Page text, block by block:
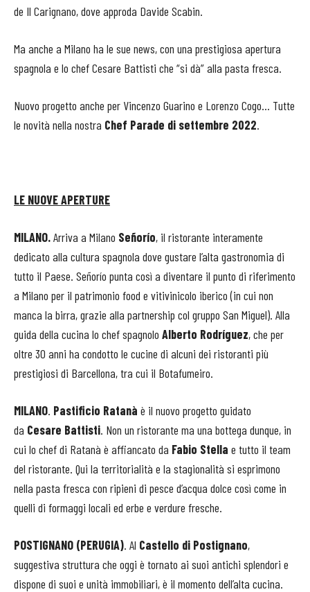
de Il Carignano, dove approda Davide Scabin.
Ma anche a Milano ha le sue news, con una prestigiosa apertura
spagnola e lo chef Cesare Battisti che “si dà” alla pasta fresca.
Nuovo progetto anche per Vincenzo Guarino e Lorenzo Cogo… Tutte
le novità nella nostra Chef Parade di settembre 2022.
LE NUOVE APERTURE
MILANO.Arriva a Milano Señorío, il ristorante interamente
dedicato alla cultura spagnola dove gustare l’alta gastronomia di
tutto il Paese. Señorío punta così a diventare il punto di riferimento
a Milano per il patrimonio food e vitivinicolo iberico (in cui non
manca la birra, grazie alla partnership col gruppo San Miguel). Alla
guida della cucina lo chef spagnolo Alberto Rodríguez, che per
oltre 30 anni ha condotto le cucine di alcuni dei ristoranti più
prestigiosi di Barcellona, tra cui il Botafumeiro.
MILANO. Pastificio Ratanà è il nuovo progetto guidato
da Cesare Battisti. Non un ristorante ma una bottega dunque, in
cui lo chef di Ratanà è affiancato da Fabio Stella e tutto il team
del ristorante. Qui la territorialità e la stagionalità si esprimono
nella pasta fresca con ripieni di pesce d’acqua dolce così come in
quelli di formaggi locali ed erbe e verdure fresche.
POSTIGNANO (PERUGIA). Al Castello di Postignano,
suggestiva struttura che oggi è tornato ai suoi antichi splendori e
dispone di suoi e unità immobiliari, è il momento dell’alta cucina.